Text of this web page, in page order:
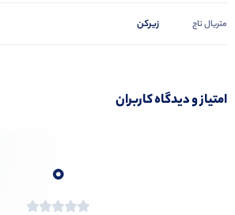
متریال تاج زیرکن
امتیاز و دیدگاه کاربران
0